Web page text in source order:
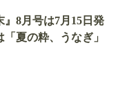
』8月号は7月15日発
夏の粋、うなぎ」